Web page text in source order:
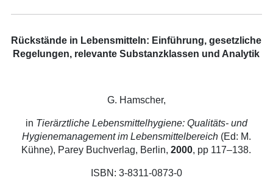
Rückstände in Lebensmitteln: Einführung, gesetzliche
Regelungen, relevante Substanzklassen und Analytik
G. Hamscher,
in Tierärztliche Lebensmittelhygiene: Qualitäts- und
Hygienemanagement im Lebensmittelbereich(Ed: M.
Kühne), Parey Buchverlag, Berlin,2000, pp 117–138.
ISBN: 3-8311-0873-0